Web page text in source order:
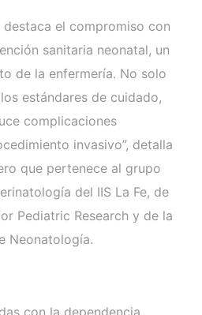
el compromiso con
sanitaria neonatal, un
de la enfermería. No solo
estándares de cuidado,
complicaciones
invasivo”, detalla
que pertenece al grupo
del IIS La Fe, de
Pediatric Research y de la
Neonatología.
con la dependencia